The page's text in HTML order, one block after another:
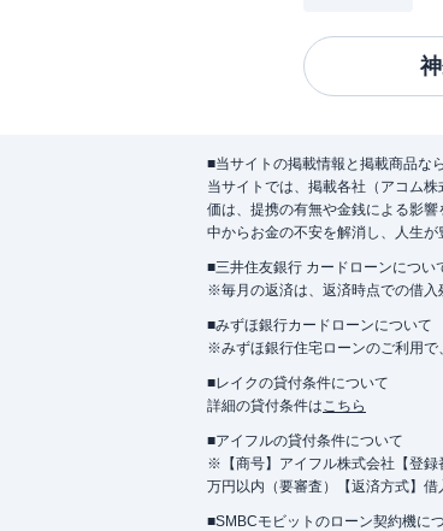
■当サイトの掲載情報と掲載商品な
当サイトでは、掲載各社（アコム
価は、提携の有無や金銭による影
中からお金の不安を解消し、人生が
■三井住友銀行 カードローンについ
※毎月の返済は、返済時点での借入
■みずほ銀行カードローンについて
※みずほ銀行住宅ローンのご利用で
■レイクの貸付条件について
詳細の貸付条件はこちら
■アイフルの貸付条件について
※【商号】アイフル株式会社【登
万円以内（要審査）【返済方式】
■SMBCモビットのローン契約機に